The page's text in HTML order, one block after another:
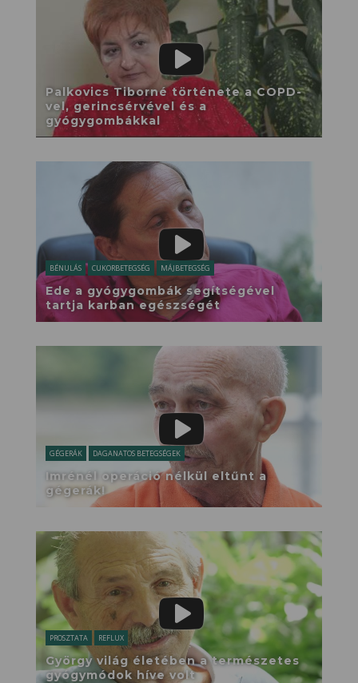
Palkovics Tiborné története a COPD-
vel, gerincsérvével és a
gyógygombákkal
BÉNULÁS CUKORBETEGSÉG MÁJBETEGSÉG
Ede a gyógygombák segítségével
tartja karban egészségét
GÉGERÁK DAGANATOS BETEGSÉGEK
Imrénél operáció nélkül eltűnt a
gégerák!
PROSZTATA REFLUX
György világ életében a természetes
gyógymódok híve volt